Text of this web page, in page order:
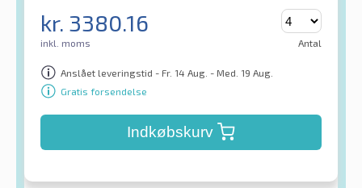
kr. 3380.16
inkl. moms Antal
Anslået leveringstid - Fr. 14 Aug. - Med. 19 Aug.
Gratis forsendelse
Indkøbskurv